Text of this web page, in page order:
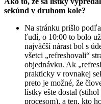
sekúnd v druhom kole?
Na stránku prišlo
ľudí, o 10:00 to bolo
najväčší nárast bol s
všetci „refreshovali“
objednávku. Ak
prakticky v rovnakej
preto je možné, že
lístky ešte dostal
procesom), a ten, kto